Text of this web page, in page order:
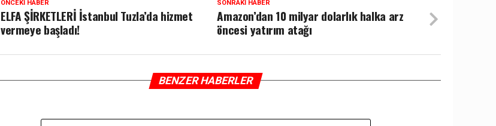
SONRAKI HABER
Amazon’dan 10 milyar dolarlık halka arz
öncesi yatırım atağı
ÖNCEKI HABER
ELFA ŞİRKETLERİ İstanbul Tuzla’da hizmet
vermeye başladı!
BENZER HABERLER